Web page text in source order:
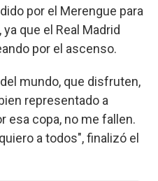
por el Merengue para
que el Real Madrid
por el ascenso.
mundo, que disfruten,
representado a
esa copa, no me fallen.
a todos", finalizó el